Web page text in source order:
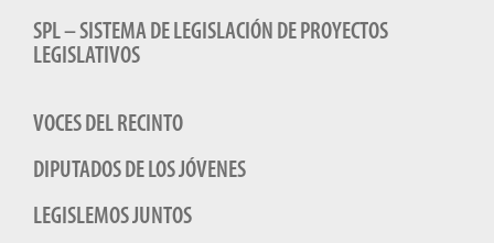
SPL – SISTEMA DE LEGISLACIÓN DE PROYECTOS
LEGISLATIVOS
VOCES DEL RECINTO
DIPUTADOS DE LOS JÓVENES
LEGISLEMOS JUNTOS